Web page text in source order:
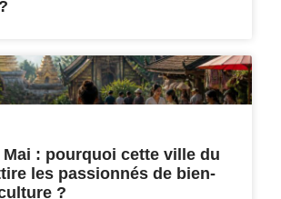
Mai : pourquoi cette ville du
les passionnés de bien-
?